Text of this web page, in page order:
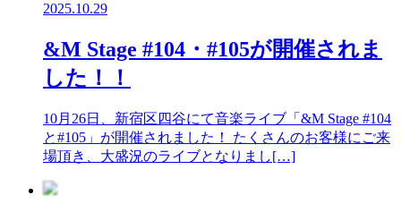
2025.10.29
&M Stage #104・#105が開催されま
した！！
10月26日、新宿区四谷にて音楽ライブ「&M Stage #104
と#105」が開催されました！ たくさんのお客様にご来
場頂き、大盛況のライブとなりまし[…]